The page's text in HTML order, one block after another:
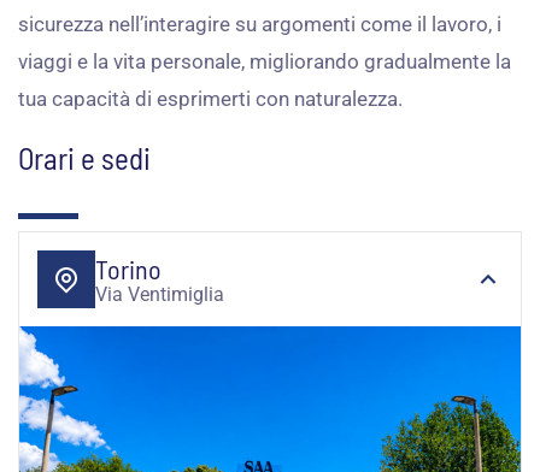
sicurezza nell’interagire su argomenti come il lavoro, i
viaggi e la vita personale, migliorando gradualmente la
tua capacità di esprimerti con naturalezza.
Orari e sedi
Torino
Via Ventimiglia